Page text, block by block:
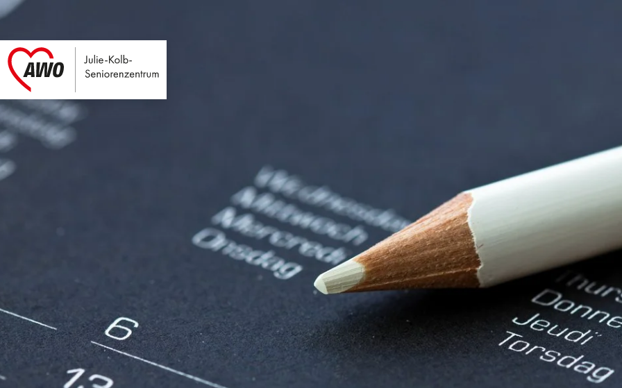
Julie-Kolb-Seniorenzentrum | Termin